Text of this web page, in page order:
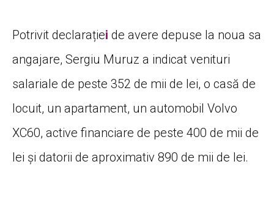
Potrivit declarației de avere depuse la noua sa
angajare, Sergiu Muruz a indicat venituri
salariale de peste 352 de mii de lei, o casă de
locuit, un apartament, un automobil Volvo
XC60, active financiare de peste 400 de mii de
lei și datorii de aproximativ 890 de mii de lei.